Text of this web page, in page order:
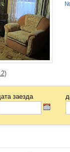
заезда